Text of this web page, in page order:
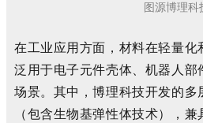
图源博理科
在工业应用方面，材料在轻量
泛用于电子元件壳体、机器人
场景。其中，博理科技开发的
（包含生物基弹性体技术），